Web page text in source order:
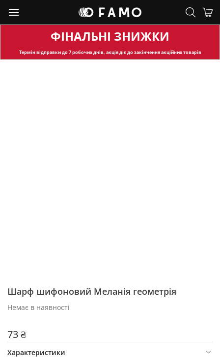
ФІНАЛЬНІ ЗНИЖКИ
Термін відправкидо 7 робочих днів, акція діє до закінчення акційних товарів
Шарф шифоновий Меланія геометрія
Немає в наявності
73 ₴
Характеристики